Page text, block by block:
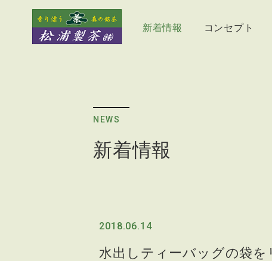
新着情報 コンセプト
NEWS
新着情報
2018.06.14
水出しティーバッグの袋